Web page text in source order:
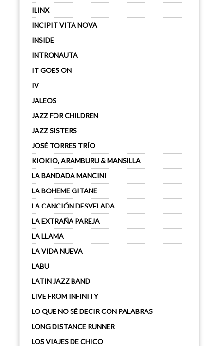
ILINX
INCIPIT VITA NOVA
INSIDE
INTRONAUTA
IT GOES ON
IV
JALEOS
JAZZ FOR CHILDREN
JAZZ SISTERS
JOSÉ TORRES TRÍO
KIOKIO, ARAMBURU & MANSILLA
LA BANDADA MANCINI
LA BOHEME GITANE
LA CANCIÓN DESVELADA
LA EXTRAÑA PAREJA
LA LLAMA
LA VIDA NUEVA
LABU
LATIN JAZZ BAND
LIVE FROM INFINITY
LO QUE NO SÉ DECIR CON PALABRAS
LONG DISTANCE RUNNER
LOS VIAJES DE CHICO